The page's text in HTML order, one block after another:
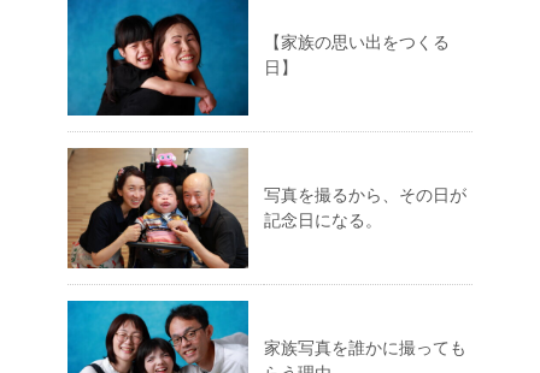
【家族の思い出をつくる
日】
写真を撮るから、その日が
記念日になる。
家族写真を誰かに撮っても